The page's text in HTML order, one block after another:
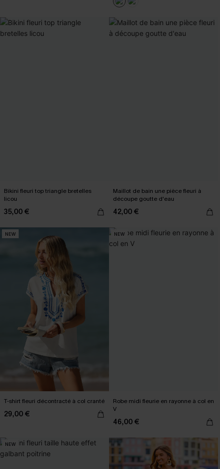
Bikini fleuri top triangle bretelles
licou
35,00 €
Maillot de bain une pièce fleuri à
découpe goutte d'eau
42,00 €
NEW
T-shirt fleuri décontracté à col cranté
29,00 €
NEW
Robe midi fleurie en rayonne à col en
V
46,00 €
NEW